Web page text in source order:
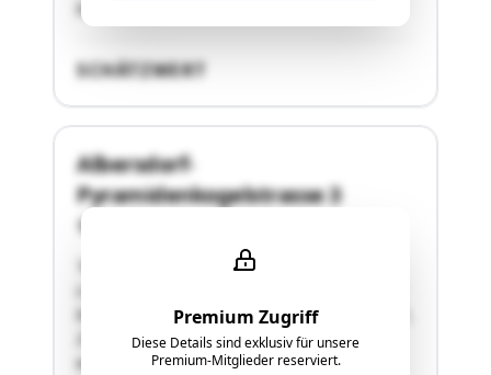
besteht …"
SCHÄTZWERT
Premium Zugriff
Diese Details sind exklusiv für unsere
Premium-Mitglieder reserviert.
Albersdorf-
Pyramidenkogelstrasse 3
"Anteil 1/2, B-LNr.1 Die gegenständliche
Liegenschaft Albersdorf-Pyramidenkoglstraße 3
besteht aus den Grundstücken .19, 270/1, 272/1,
294, 299, 300/1, 301/2 und 303/2. Bewertet
wurde das Grundstück betreffend B-LNr. 1. Das